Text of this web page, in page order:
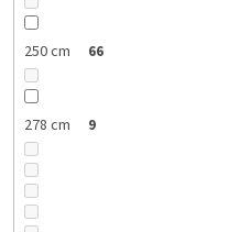
250 cm 66
278 cm 9